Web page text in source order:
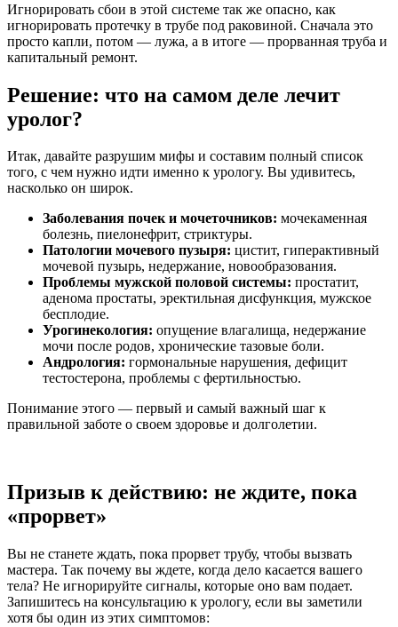
Игнорировать сбои в этой системе так же опасно, как
игнорировать протечку в трубе под раковиной. Сначала это
просто капли, потом — лужа, а в итоге — прорванная труба и
капитальный ремонт.
Решение: что на самом деле лечит
уролог?
Итак, давайте разрушим мифы и составим полный список
того, с чем нужно идти именно к урологу. Вы удивитесь,
насколько он широк.
Заболевания почек и мочеточников: мочекаменная
болезнь, пиелонефрит, стриктуры.
Патологии мочевого пузыря: цистит, гиперактивный
мочевой пузырь, недержание, новообразования.
Проблемы мужской половой системы: простатит,
аденома простаты, эректильная дисфункция, мужское
бесплодие.
Урогинекология: опущение влагалища, недержание
мочи после родов, хронические тазовые боли.
Андрология: гормональные нарушения, дефицит
тестостерона, проблемы с фертильностью.
Понимание этого — первый и самый важный шаг к
правильной заботе о своем здоровье и долголетии.
Призыв к действию: не ждите, пока
«прорвет»
Вы не станете ждать, пока прорвет трубу, чтобы вызвать
мастера. Так почему вы ждете, когда дело касается вашего
тела? Не игнорируйте сигналы, которые оно вам подает.
Запишитесь на консультацию к урологу, если вы заметили
хотя бы один из этих симптомов: